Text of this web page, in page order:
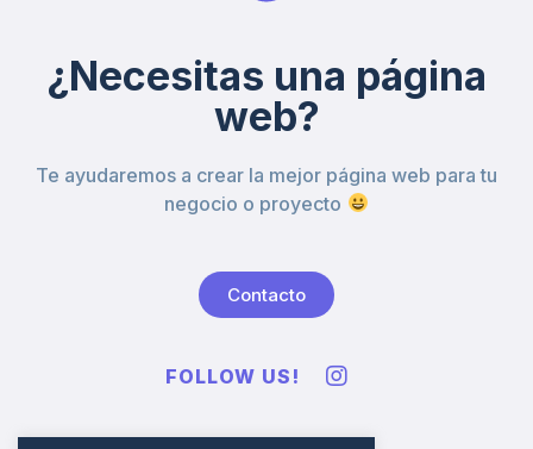
¿Necesitas una página
web?
Te ayudaremos a crear la mejor página web para tu
negocio o proyecto
Contacto
FOLLOW US!